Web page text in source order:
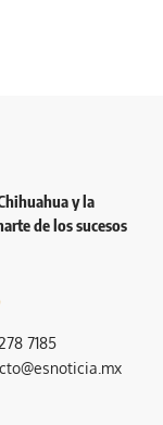
y la
de los sucesos
7185